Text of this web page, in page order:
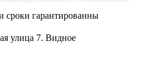
гарантированны
улица 7. Видное